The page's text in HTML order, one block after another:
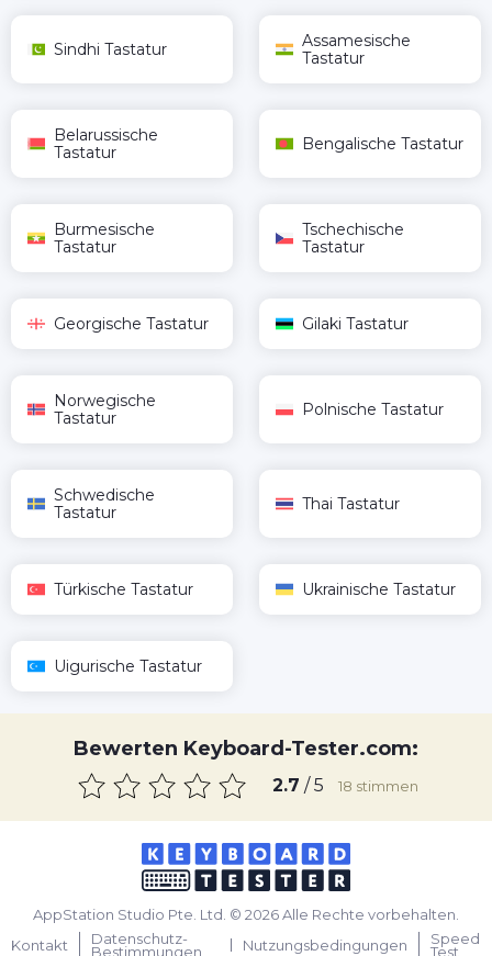
Sindhi Tastatur
Assamesische
Tastatur
Belarussische
Tastatur
Bengalische Tastatur
Burmesische
Tastatur
Tschechische
Tastatur
Georgische Tastatur Gilaki Tastatur
Norwegische
Tastatur
Polnische Tastatur
Schwedische
Tastatur
Thai Tastatur
Türkische Tastatur Ukrainische Tastatur
Uigurische Tastatur
Bewerten Keyboard-Tester.com:
2.7 / 5 18 stimmen
AppStation Studio Pte. Ltd. © 2026 Alle Rechte vorbehalten.
Kontakt
Datenschutz-
Bestimmungen Nutzungsbedingungen Speed
Test